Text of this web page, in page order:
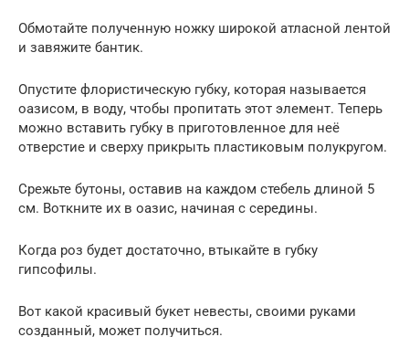
Обмотайте полученную ножку широкой атласной лентой
и завяжите бантик.
Опустите флористическую губку, которая называется
оазисом, в воду, чтобы пропитать этот элемент. Теперь
можно вставить губку в приготовленное для неё
отверстие и сверху прикрыть пластиковым полукругом.
Срежьте бутоны, оставив на каждом стебель длиной 5
см. Воткните их в оазис, начиная с середины.
Когда роз будет достаточно, втыкайте в губку
гипсофилы.
Вот какой красивый букет невесты, своими руками
созданный, может получиться.